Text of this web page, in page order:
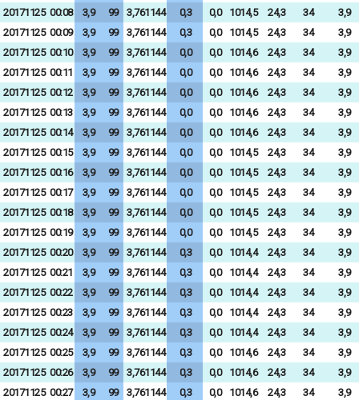
20171125 00:08 3,9 99 3,761144 0,3 0,0 1014,5 24,3 34
3,9
20171125 00:09 3,9 99 3,761144 0,3 0,0 1014,5 24,3 34
3,9
20171125 00:10 3,9 99 3,761144 0,0 0,0 1014,6 24,3 34
3,9
20171125 00:11 3,9 99 3,761144 0,0 0,0 1014,6 24,3 34
3,9
20171125 00:12 3,9 99 3,761144 0,0 0,0 1014,6 24,3 34
3,9
20171125 00:13 3,9 99 3,761144 0,0 0,0 1014,6 24,3 34
3,9
20171125 00:14 3,9 99 3,761144 0,0 0,0 1014,6 24,3 34
3,9
20171125 00:15 3,9 99 3,761144 0,0 0,0 1014,5 24,3 34
3,9
20171125 00:16 3,9 99 3,761144 0,0 0,0 1014,5 24,3 34
3,9
20171125 00:17 3,9 99 3,761144 0,0 0,0 1014,5 24,3 34
3,9
20171125 00:18 3,9 99 3,761144 0,0 0,0 1014,5 24,3 34
3,9
20171125 00:19 3,9 99 3,761144 0,0 0,0 1014,5 24,3 34
3,9
20171125 00:20 3,9 99 3,761144 0,3 0,0 1014,4 24,3 34
3,9
20171125 00:21 3,9 99 3,761144 0,3 0,0 1014,4 24,3 34
3,9
20171125 00:22 3,9 99 3,761144 0,3 0,0 1014,4 24,3 34
3,9
20171125 00:23 3,9 99 3,761144 0,3 0,0 1014,4 24,3 34
3,9
20171125 00:24 3,9 99 3,761144 0,3 0,0 1014,4 24,3 34
3,9
20171125 00:25 3,9 99 3,761144 0,3 0,0 1014,6 24,3 34
3,9
20171125 00:26 3,9 99 3,761144 0,3 0,0 1014,6 24,3 34
3,9
20171125 00:27 3,9 99 3,761144 0,3 0,0 1014,6 24,3 34
3,9